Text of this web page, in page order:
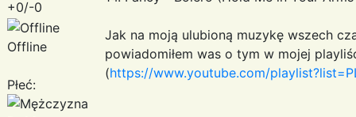
+0/-0
Offline
Płeć:
Jak na moją ulubioną muzykę wszech
powiadomiłem was o tym w mojej
(https://www.youtube.com/